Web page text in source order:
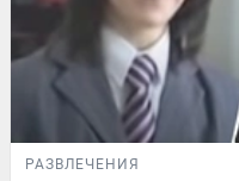
РАЗВЛЕЧЕНИЯ